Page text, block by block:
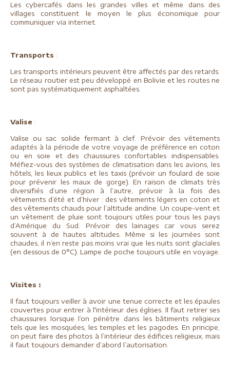
Les cybercafés dans les grandes villes et même dans des
villages constituent le moyen le plus économique pour
communiquer via internet.
Transports :
Les transports intérieurs peuvent être affectés par des retards.
Le réseau routier est peu développé en Bolivie et les routes ne
sont pas systématiquement asphaltées.
Valise :
Valise ou sac solide fermant à clef. Prévoir des vêtements
adaptés à la période de votre voyage de préférence en coton
ou en soie et des chaussures confortables indispensables.
Méfiez-vous des systèmes de climatisation dans les avions, les
hôtels, les lieux publics et les taxis (prévoir un foulard de soie
pour prévenir les maux de gorge). En raison de climats très
diversifiés d’une région à l’autre, prévoir à la fois des
vêtements d’été et d’hiver : des vêtements légers en coton et
des vêtements chauds pour l’altitude andine. Un coupe-vent et
un vêtement de pluie sont toujours utiles pour tous les pays
d’Amérique du Sud. Prévoir des lainages car vous serez
souvent à de hautes altitudes. Même si les journées sont
chaudes, il n’en reste pas moins vrai que les nuits sont glaciales
(en dessous de 0°C). Lampe de poche toujours utile en voyage.
Visites :
Il faut toujours veiller à avoir une tenue correcte et les épaules
couvertes pour entrer à l'intérieur des églises. Il faut retirer ses
chaussures lorsque l’on pénètre dans les bâtiments religieux
tels que les mosquées, les temples et les pagodes. En principe,
on peut faire des photos à l’intérieur des édifices religieux, mais
il faut toujours demander d’abord l’autorisation.